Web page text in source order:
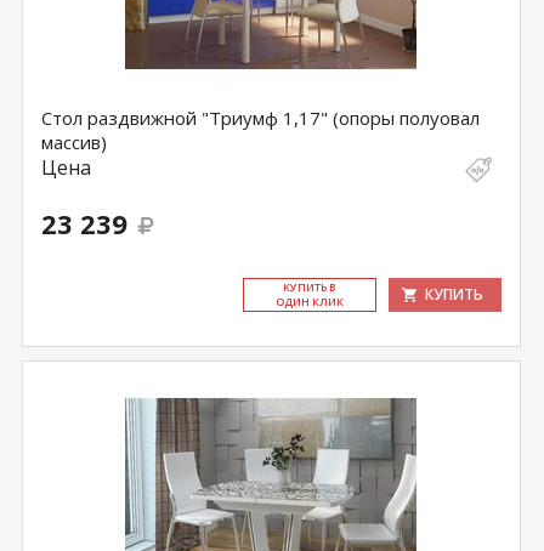
Стол раздвижной "Триумф 1,17" (опоры полуовал
массив)
Цена
23 239
КУ­ПИТЬ В
ОДИН КЛИК
КУПИТЬ